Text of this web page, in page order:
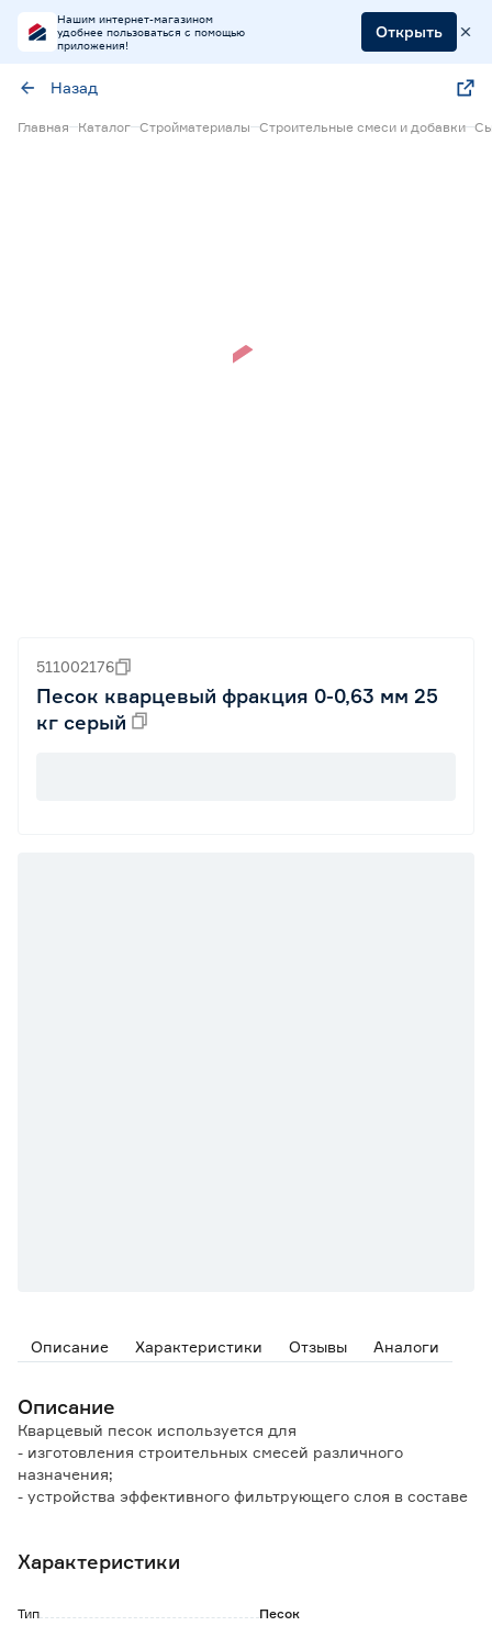
Нашим интернет-магазином
удобнее пользоваться с помощью
приложения!
Открыть
Назад
Главная Каталог Стройматериалы Строительные смеси и добавки
511002176
Песок кварцевый фракция 0-0,63 мм 25
кг серый
Описание Характеристики Отзывы Аналоги
Описание
Кварцевый песок используется для
- изготовления строительных смесей различного
назначения;
- устройства эффективного фильтрующего слоя в составе
ландшафтном дизайне,
строительстве, садоводстве, хозяйственной
Характеристики
Тип Песок